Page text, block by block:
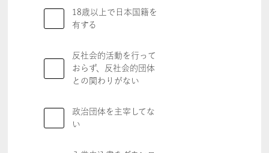
18歳以上で日本国籍を
有する
反社会的活動を行って
おらず、反社会的団体
との関わりがない
政治団体を主宰してな
い